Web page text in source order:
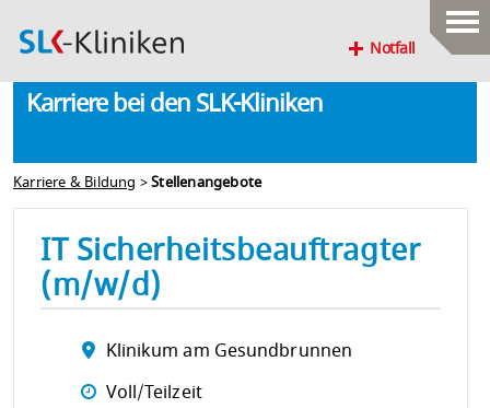
Notfall
Karriere bei den SLK-Kliniken
Karriere & Bildung >Stellenangebote
IT Sicherheitsbeauftragter
(m/w/d)
Klinikum am Gesundbrunnen
Voll/Teilzeit